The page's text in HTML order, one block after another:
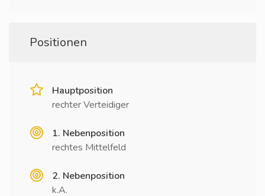
Positionen
Hauptposition
rechter Verteidiger
1. Nebenposition
rechtes Mittelfeld
2. Nebenposition
k.A.